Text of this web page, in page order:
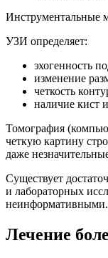
Инструментальные
УЗИ определяет:
эхогенность
изменение
четкость
наличие кист
Томография
четкую картину
даже
Существует
и лабораторных
неинформативными.
Лечение